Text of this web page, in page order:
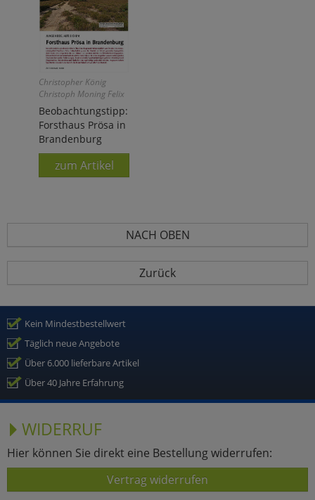
Christopher König
Christoph Moning Felix
Weiß
Beobachtungstipp:
Forsthaus Prösa in
Brandenburg
zum Artikel
NACH OBEN
Zurück
Kein Mindestbestellwert
Täglich neue Angebote
Über 6.000 lieferbare Artikel
Über 40 Jahre Erfahrung
WIDERRUF
Hier können Sie direkt eine Bestellung widerrufen:
Vertrag widerrufen